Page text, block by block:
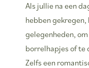
Als jullie na een
hebben
gelegenheden,
borrelhapjes of te
Zelfs een